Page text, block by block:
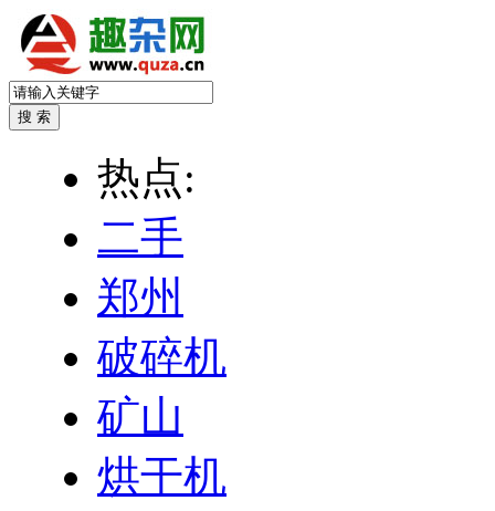
热点:
二手
郑州
破碎机
矿山
烘干机